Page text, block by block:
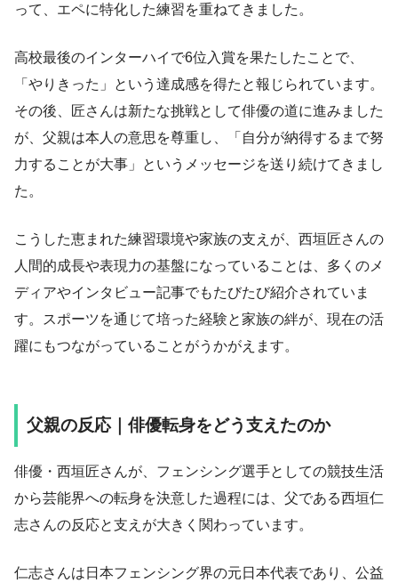
って、エペに特化した練習を重ねてきました。
高校最後のインターハイで6位入賞を果たしたことで、
「やりきった」という達成感を得たと報じられています。
その後、匠さんは新たな挑戦として俳優の道に進みました
が、父親は本人の意思を尊重し、「自分が納得するまで努
力することが大事」というメッセージを送り続けてきまし
た。
こうした恵まれた練習環境や家族の支えが、西垣匠さんの
人間的成長や表現力の基盤になっていることは、多くのメ
ディアやインタビュー記事でもたびたび紹介されていま
す。スポーツを通じて培った経験と家族の絆が、現在の活
躍にもつながっていることがうかがえます。
父親の反応｜俳優転身をどう支えたのか
俳優・西垣匠さんが、フェンシング選手としての競技生活
から芸能界への転身を決意した過程には、父である西垣仁
志さんの反応と支えが大きく関わっています。
仁志さんは日本フェンシング界の元日本代表であり、公益